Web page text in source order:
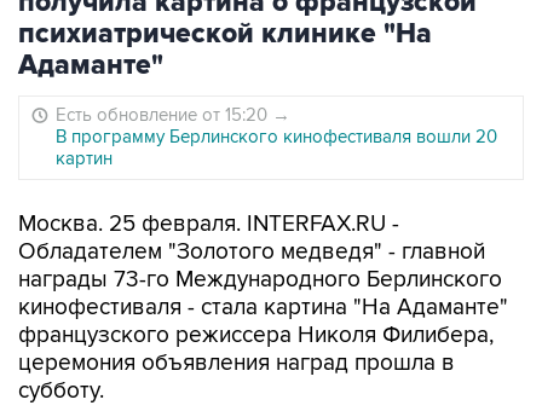
психиатрической клинике "На
Адаманте"
Есть обновление от 15:20 →
В программу Берлинского кинофестиваля вошли 20
картин
Москва. 25 февраля. INTERFAX.RU -
Обладателем "Золотого медведя" - главной
награды 73-го Международного Берлинского
кинофестиваля - стала картина "На Адаманте"
французского режиссера Николя Филибера,
церемония объявления наград прошла в
субботу.